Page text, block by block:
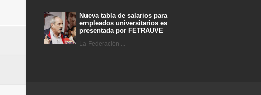
Nueva tabla de salarios para
empleados universitarios es
presentada por FETRAUVE
La Federación ...